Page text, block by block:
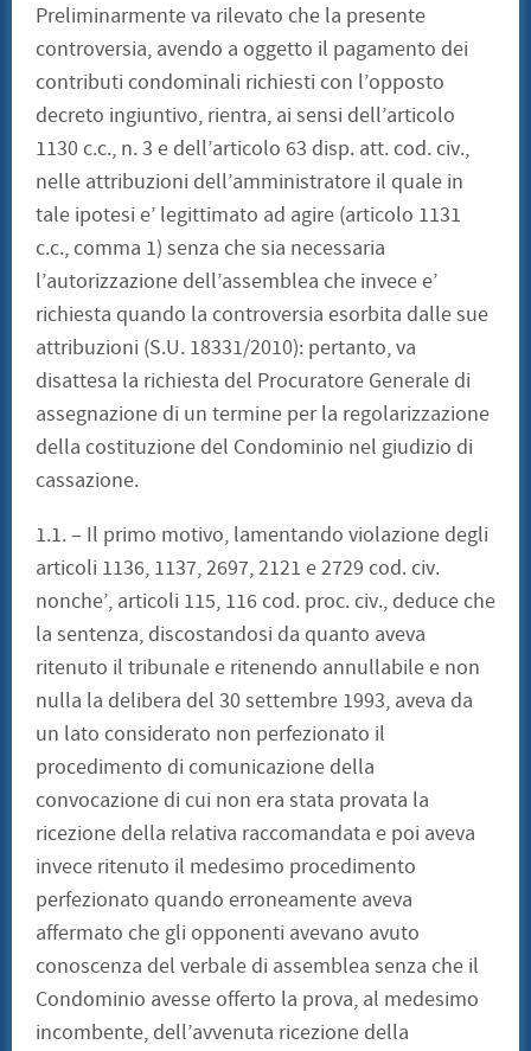
Preliminarmente va rilevato che la presente
controversia, avendo a oggetto il pagamento dei
contributi condominali richiesti con l’opposto
decreto ingiuntivo, rientra, ai sensi dell’articolo
1130 c.c., n. 3 e dell’articolo 63 disp. att. cod. civ.,
nelle attribuzioni dell’amministratore il quale in
tale ipotesi e’ legittimato ad agire (articolo 1131
c.c., comma 1) senza che sia necessaria
l’autorizzazione dell’assemblea che invece e’
richiesta quando la controversia esorbita dalle sue
attribuzioni (S.U. 18331/2010): pertanto, va
disattesa la richiesta del Procuratore Generale di
assegnazione di un termine per la regolarizzazione
della costituzione del Condominio nel giudizio di
cassazione.
1.1. – Il primo motivo, lamentando violazione degli
articoli 1136, 1137, 2697, 2121 e 2729 cod. civ.
nonche’, articoli 115, 116 cod. proc. civ., deduce che
la sentenza, discostandosi da quanto aveva
ritenuto il tribunale e ritenendo annullabile e non
nulla la delibera del 30 settembre 1993, aveva da
un lato considerato non perfezionato il
procedimento di comunicazione della
convocazione di cui non era stata provata la
ricezione della relativa raccomandata e poi aveva
invece ritenuto il medesimo procedimento
perfezionato quando erroneamente aveva
affermato che gli opponenti avevano avuto
conoscenza del verbale di assemblea senza che il
Condominio avesse offerto la prova, al medesimo
incombente, dell’avvenuta ricezione della